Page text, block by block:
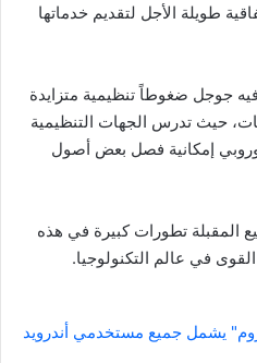
طويلة الأجل لتقديم خدماتها
جوجل ضغوطاً تنظيمية متزايدة
حيث تدرس الجهات التنظيمية
إمكانية فصل بعض أصول
المقبلة تطورات كبيرة في هذه
في عالم التكنولوجيا.
يشمل جميع مستخدمي أندرويد